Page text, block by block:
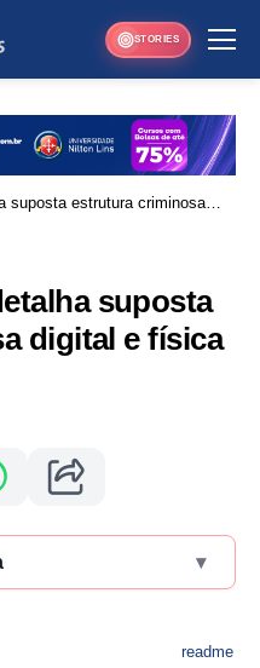
STORIES
suposta estrutura criminosa
suposta
digital e física
▾
readme